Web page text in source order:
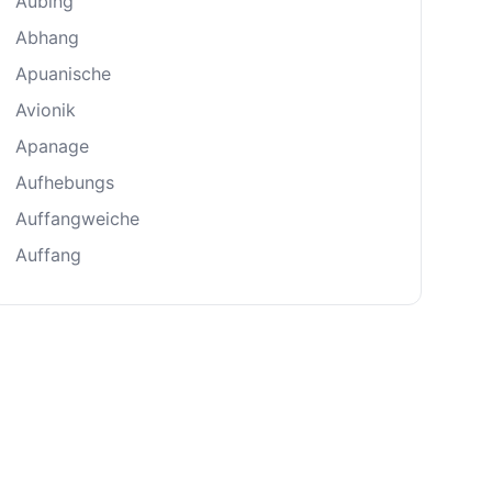
Abhang
Apuanische
Avionik
Apanage
Aufhebungs
Auffangweiche
Auffang